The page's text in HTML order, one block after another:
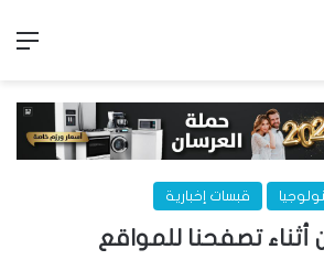
قبسات إخبارية
تصفحنا للمواقع